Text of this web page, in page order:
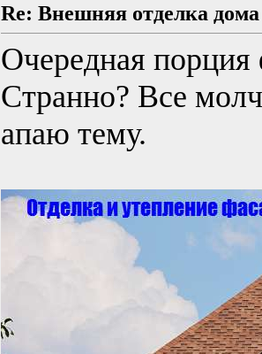
Re: Внешняя отделка
Очередная
Странно? Все
апаю тему.